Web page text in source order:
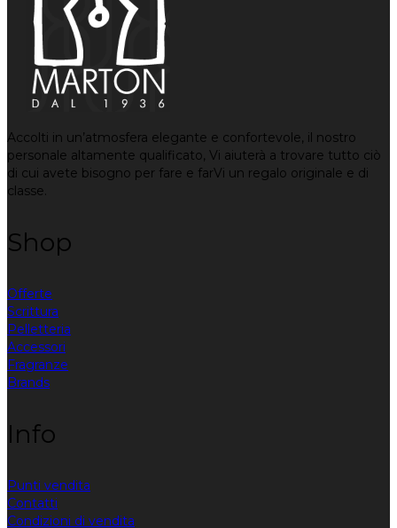
Accolti in un’atmosfera elegante e confortevole, il nostro
personale altamente qualificato, Vi aiuterà a trovare tutto ciò
di cui avete bisogno per fare e farVi un regalo originale e di
classe.
Shop
Offerte
Scrittura
Pelletteria
Accessori
Fragranze
Brands
Info
Punti vendita
Contatti
Condizioni di vendita